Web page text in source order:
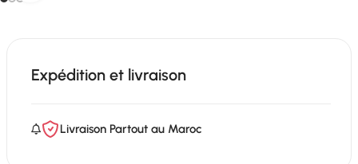
Expédition et livraison
Livraison Partout au Maroc